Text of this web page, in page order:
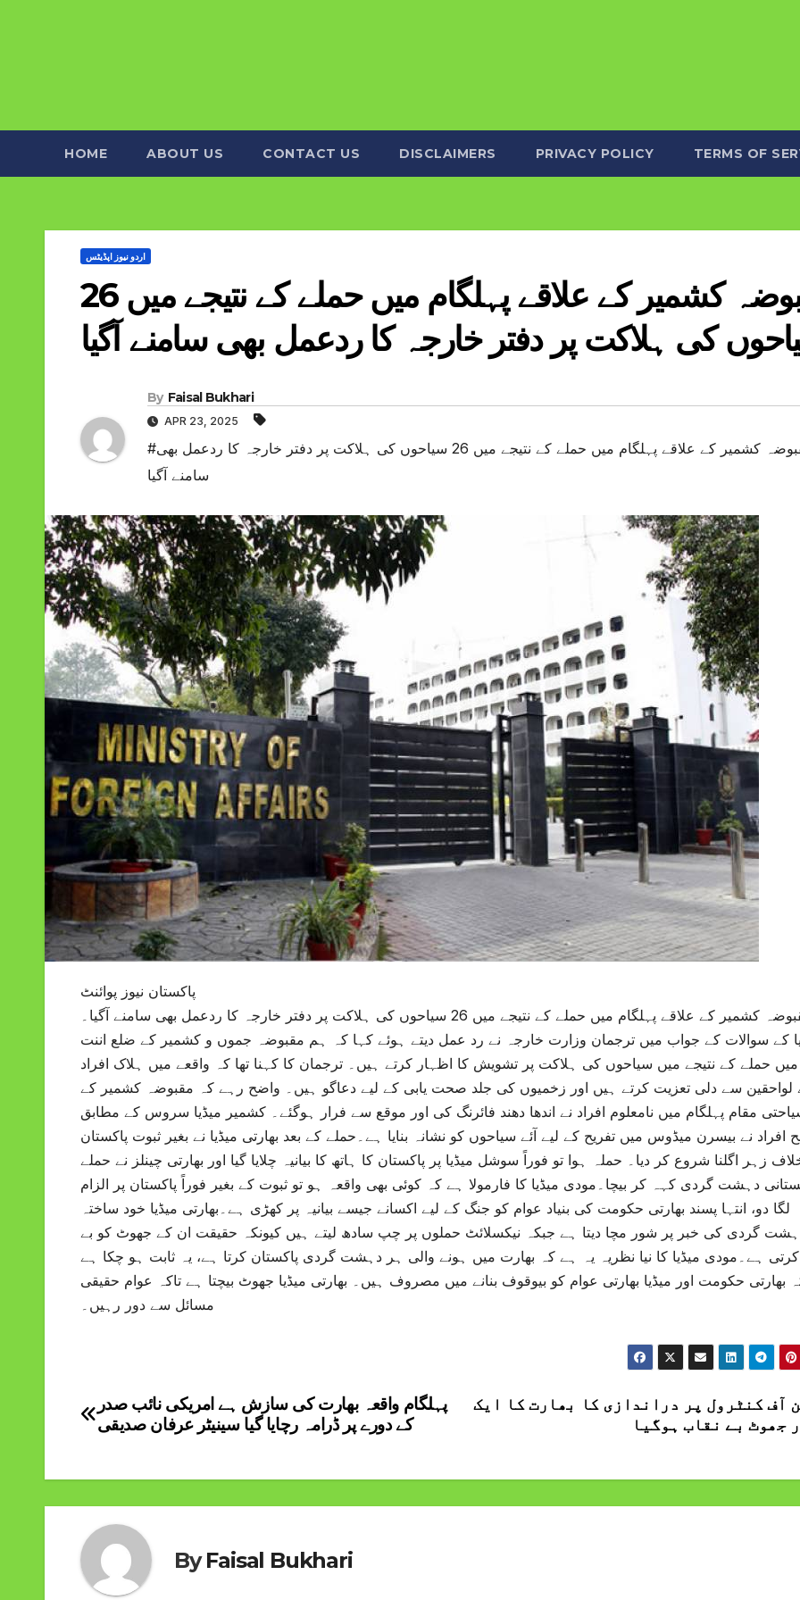
HOME ABOUT US CONTACT US DISCLAIMERS PRIVACY POLICY TERMS OF
اردو نیوز اپڈیٹس
مقبوضہ کشمیر کے علاقے پہلگام میں حملے کے نتیجے میں 26
کی ہلاکت پر دفتر خارجہ کا ردعمل بھی سامنے آگیا
By Faisal Bukhari
APR 23, 2025
#مقبوضہ کشمیر کے علاقے پہلگام میں حملے کے نتیجے میں 26 سیاحوں کی ہلاکت پر دفتر خارجہ کا ردعمل بھی
سامنے آگیا
پاکستان نیوز پوائنٹ
مقبوضہ کشمیر کے علاقے پہلگام میں حملے کے نتیجے میں 26 سیاحوں کی ہلاکت پر دفتر خارجہ کا ردعمل بھی سامنے آگیا۔
کے سوالات کے جواب میں ترجمان وزارت خارجہ نے رد عمل دیتے ہوئے کہا کہ ہم مقبوضہ جموں و کشمیر کے ضلع اننت
حملے کے نتیجے میں سیاحوں کی ہلاکت پر تشویش کا اظہار کرتے ہیں۔ ترجمان کا کہنا تھا کہ واقعے میں ہلاک افراد
لواحقین سے دلی تعزیت کرتے ہیں اور زخمیوں کی جلد صحت یابی کے لیے دعاگو ہیں۔ واضح رہے کہ مقبوضہ کشمیر کے
مقام پہلگام میں نامعلوم افراد نے اندھا دھند فائرنگ کی اور موقع سے فرار ہوگئے۔ کشمیر میڈیا سروس کے مطابق
افراد نے بیسرن میڈوس میں تفریح کے لیے آئے سیاحوں کو نشانہ بنایا ہے۔حملے کے بعد بھارتی میڈیا نے بغیر ثبوت پاکستان
زہر اگلنا شروع کر دیا۔ حملہ ہوا تو فوراً سوشل میڈیا پر پاکستان کا ہاتھ کا بیانیہ چلایا گیا اور بھارتی چینلز نے حملے
دہشت گردی کہہ کر بیچا۔مودی میڈیا کا فارمولا ہے کہ کوئی بھی واقعہ ہو تو ثبوت کے بغیر فوراً پاکستان پر الزام
لگا دو، انتہا پسند بھارتی حکومت کی بنیاد عوام کو جنگ کے لیے اکسانے جیسے بیانیہ پر کھڑی ہے۔بھارتی میڈیا خود ساختہ
گردی کی خبر پر شور مچا دیتا ہے جبکہ نیکسلائٹ حملوں پر چپ سادھ لیتے ہیں کیونکہ حقیقت ان کے جھوٹ کو بے
ہے۔مودی میڈیا کا نیا نظریہ یہ ہے کہ بھارت میں ہونے والی ہر دہشت گردی پاکستان کرتا ہے، یہ ثابت ہو چکا ہے
بھارتی حکومت اور میڈیا بھارتی عوام کو بیوقوف بنانے میں مصروف ہیں۔ بھارتی میڈیا جھوٹ بیچتا ہے تاکہ عوام حقیقی
مسائل سے دور رہیں۔
Post
آف کنٹرول پر دراندازی کا بھارت کا ایک
جھوٹ بے نقاب ہوگیا
پہلگام واقعہ بھارت کی سازش ہے امریکی نائب صدر
کے دورے پر ڈرامہ رچایا گیا سینیٹر عرفان صدیقی
ByFaisal Bukhari